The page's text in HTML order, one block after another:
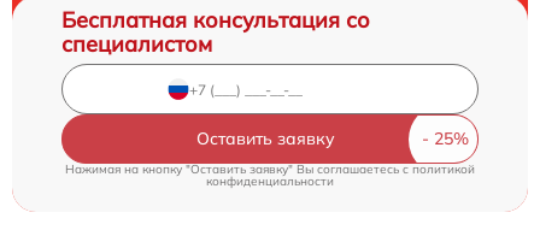
Бесплатная консультация со
специалистом
Оставить заявку
Нажимая на кнопку "Оставить заявку" Вы соглашаетесь c политикой
конфиденциальности